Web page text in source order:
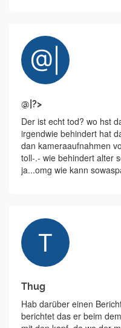
@|?>
Der ist echt tod? wo hst
irgendwie behindert hat
dan kameraaufnahmen
toll-.- wie behindert alter
ja...omg wie kann
Thug
Hab darüber einen
berichtet das er beim